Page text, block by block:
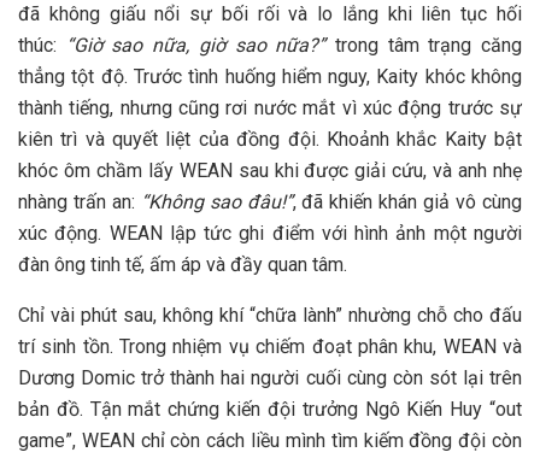
đã không giấu nổi sự bối rối và lo lắng khi liên tục hối
thúc:
“Giờ sao nữa, giờ sao nữa?”trong tâm trạng căng
thẳng tột độ. Trước tình huống hiểm nguy, Kaity khóc không
thành tiếng, nhưng cũng rơi nước mắt vì xúc động trước sự
kiên trì và quyết liệt của đồng đội. Khoảnh khắc Kaity bật
khóc ôm chầm lấy WEAN sau khi được giải cứu, và anh nhẹ
nhàng trấn an: “Không sao đâu!”, đã khiến khán giả vô cùng
xúc động. WEAN lập tức ghi điểm với hình ảnh một người
đàn ông tinh tế, ấm áp và đầy quan tâm.
Chỉ vài phút sau, không khí “chữa lành” nhường chỗ cho đấu
trí sinh tồn. Trong nhiệm vụ chiếm đoạt phân khu, WEAN và
Dương Domic trở thành hai người cuối cùng còn sót lại trên
bản đồ. Tận mắt chứng kiến đội trưởng Ngô Kiến Huy “out
game”, WEAN chỉ còn cách liều mình tìm kiếm đồng đội còn